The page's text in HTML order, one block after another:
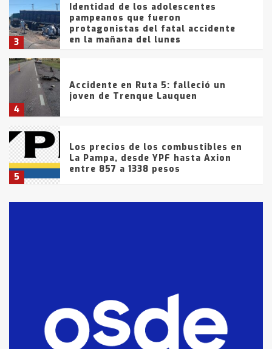
3
Identidad de los adolescentes
pampeanos que fueron
protagonistas del fatal accidente
en la mañana del lunes
4
Accidente en Ruta 5: falleció un
joven de Trenque Lauquen
5
Los precios de los combustibles en
La Pampa, desde YPF hasta Axion
entre 857 a 1338 pesos
fueron detenidos por
comercialización de drogas en la
tarde del sábado